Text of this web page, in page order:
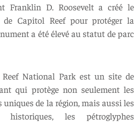
Franklin D. Roosevelt a créé le
Capitol Reef pour protéger la
a été élevé au statut de parc
Reef National Park est un site de
qui protège non seulement les
de la région, mais aussi les
les pétroglyphes